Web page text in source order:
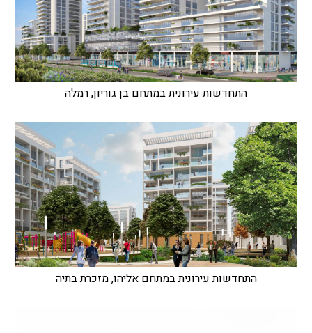
התחדשות עירונית במתחם בן גוריון, רמלה
התחדשות עירונית במתחם אליהו, מזכרת בתיה